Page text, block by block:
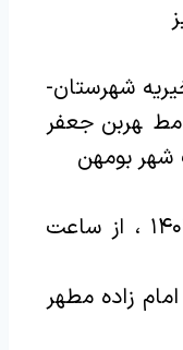
شهرستان-
جعفر
بومهن
زمان : شنبه ۱۳ اردیبهشت ۱۴۰۴ ، از ساعت
زاده مطهر